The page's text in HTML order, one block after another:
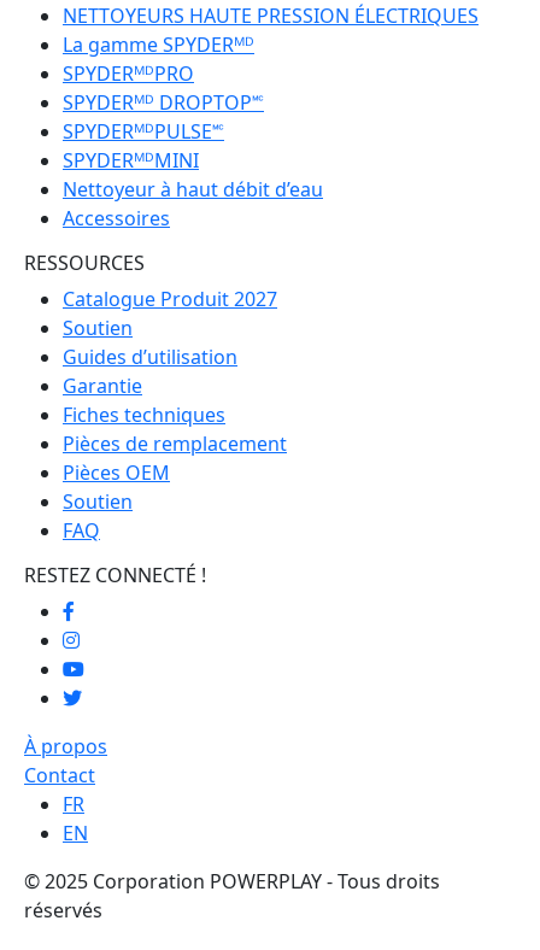
NETTOYEURS HAUTE PRESSION ÉLECTRIQUES
La gamme SPYDERᴹᴰ
SPYDERᴹᴰPRO
SPYDERᴹᴰ DROPTOP🅪
SPYDERᴹᴰPULSE🅪
SPYDERᴹᴰMINI
Nettoyeur à haut débit d’eau
Accessoires
RESSOURCES
Catalogue Produit 2027
Soutien
Guides d’utilisation
Garantie
Fiches techniques
Pièces de remplacement
Pièces OEM
Soutien
FAQ
RESTEZ CONNECTÉ !
À propos
Contact
FR
EN
© 2025 Corporation POWERPLAY - Tous droits
réservés